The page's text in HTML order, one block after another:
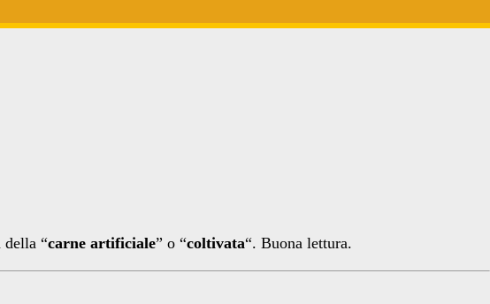
della “carne artificiale” o “coltivata“. Buona lettura.